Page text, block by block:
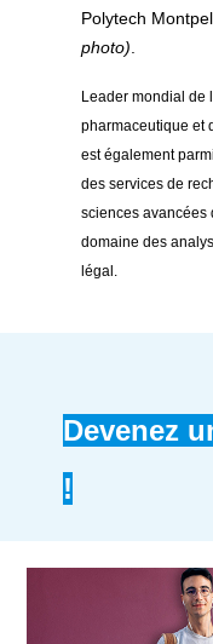
Polytech
photo)
Leader mondial de
pharmaceutique et
est également
des services de
sciences avancées
domaine des
légal.
Devenez
!